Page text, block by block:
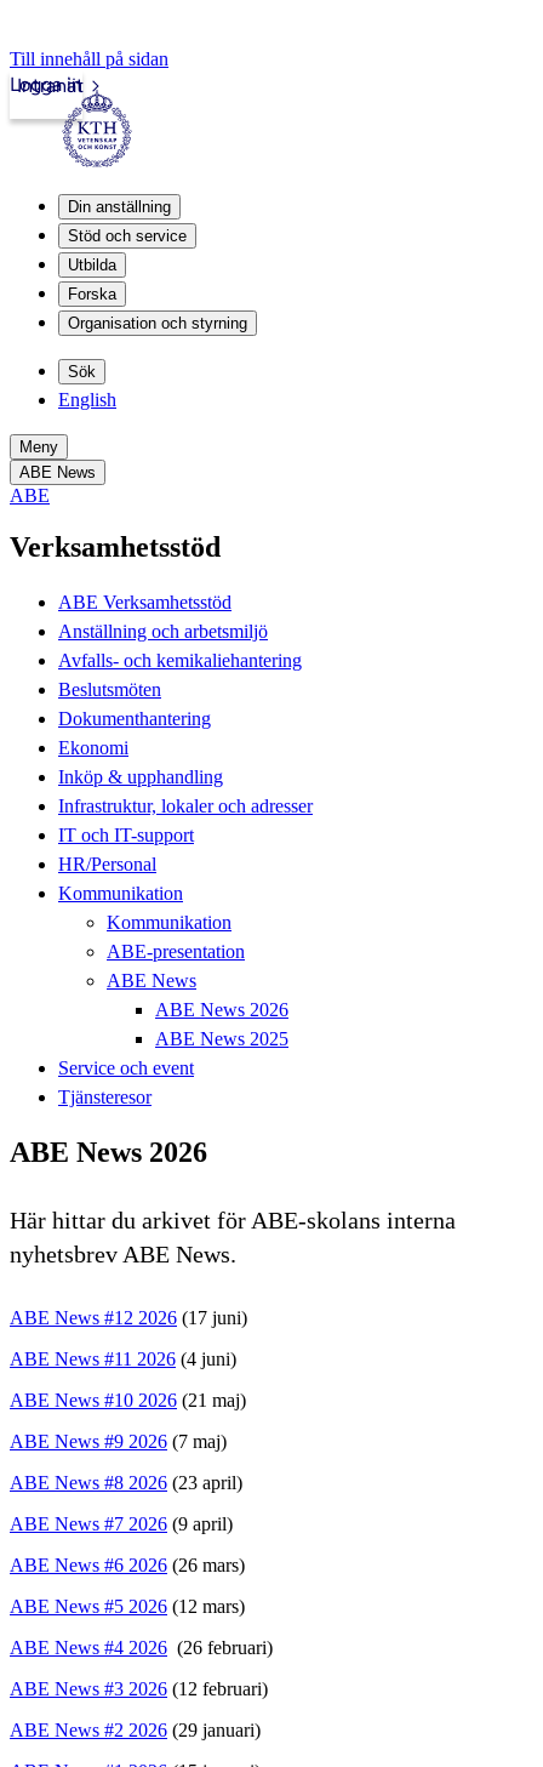
Till innehåll på sidan
Intranät
Logga in
Din anställning
Stöd och service
Utbilda
Forska
Organisation och styrning
Sök
English
Meny
ABE News
ABE
Verksamhetsstöd
ABE Verksamhetsstöd
Anställning och arbetsmiljö
Avfalls- och kemikaliehantering
Beslutsmöten
Dokumenthantering
Ekonomi
Inköp & upphandling
Infrastruktur, lokaler och adresser
IT och IT-support
HR/Personal
Kommunikation
Kommunikation
ABE-presentation
ABE News
ABE News 2026
ABE News 2025
Service och event
Tjänsteresor
ABE News 2026
Här hittar du arkivet för ABE-skolans interna
nyhetsbrev ABE News.
ABE News #12 2026 (17 juni)
ABE News #11 2026 (4 juni)
ABE News #10 2026 (21 maj)
ABE News #9 2026 (7 maj)
ABE News #8 2026 (23 april)
ABE News #7 2026 (9 april)
ABE News #6 2026 (26 mars)
ABE News #5 2026 (12 mars)
​​​​​​​ABE News #4 2026 ​​​​​​​ (26 februari)
ABE News #3 2026 (12 februari)
ABE News #2 2026 (29 januari)